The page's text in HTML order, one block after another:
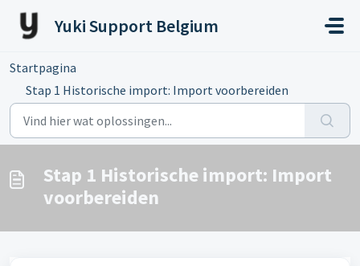
Yuki Support Belgium
Startpagina
Stap 1 Historische import: Import voorbereiden
Stap 1 Historische import: Import
voorbereiden